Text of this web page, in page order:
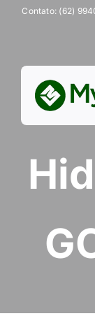
conteúdo
Contato: (62)